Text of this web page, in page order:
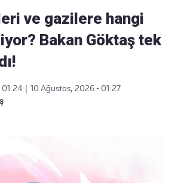
ve gazilere hangi
Bakan Göktaş tek
| 10 Ağustos, 2026 - 01:27